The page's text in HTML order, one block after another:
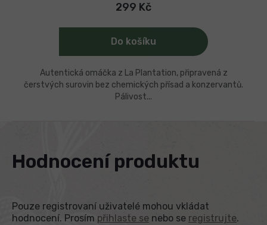
299 Kč
Do košíku
Autentická omáčka z La Plantation, připravená z
čerstvých surovin bez chemických přísad a konzervantů.
Pálivost...
Hodnocení produktu
Pouze registrovaní uživatelé mohou vkládat
hodnocení. Prosím přihlaste se nebo se registrujte.